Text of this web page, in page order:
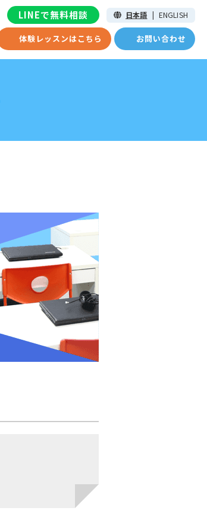
体験レッスンはこちら お問い合わせ
LINEで無料相談 日本語 | ENGLISH